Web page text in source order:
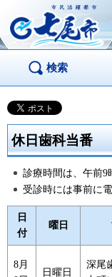
市民活躍都市 七尾
市
検索
休日歯科当番
診療時間は、午前9
受診時には事前に
日
付
曜日
8月
日曜日
深尾